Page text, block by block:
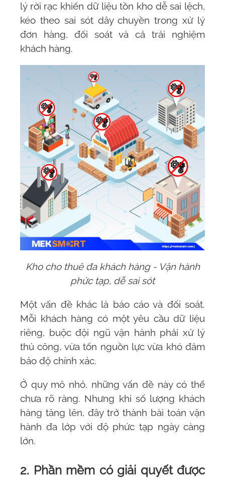
lý rời rạc khiến dữ liệu tồn kho dễ sai lệch,
kéo theo sai sót dây chuyền trong xử lý
đơn hàng, đối soát và cả trải nghiệm
khách hàng.
Kho cho thuê đa khách hàng - Vận hành
phức tạp, dễ sai sót
Một vấn đề khác là báo cáo và đối soát.
Mỗi khách hàng có một yêu cầu dữ liệu
riêng, buộc đội ngũ vận hành phải xử lý
thủ công, vừa tốn nguồn lực vừa khó đảm
bảo độ chính xác.
Ở quy mô nhỏ, những vấn đề này có thể
chưa rõ ràng. Nhưng khi số lượng khách
hàng tăng lên, đây trở thành bài toán vận
hành đa lớp với độ phức tạp ngày càng
lớn.
2. Phần mềm có giải quyết được